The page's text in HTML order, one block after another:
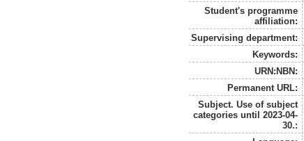
Student's programme
affiliation:
Supervising department:
Keywords:
URN:NBN:
Permanent URL:
Subject. Use of subject
categories until 2023-04-
30.: